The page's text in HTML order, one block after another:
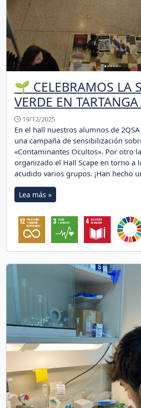
🌱 CELEBRAMOS LA
VERDE EN
19/12/2025
En el hall nuestros alumnos de
una campaña de sensibilización
«Contaminantes Ocultos». Por otro
organizado el Hall Scape en torno a
acudido varios grupos. ¡Han hecho
Lea más »